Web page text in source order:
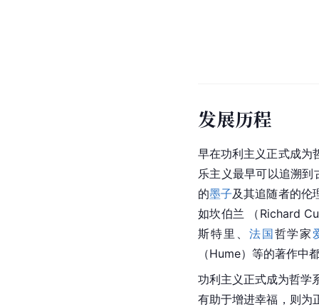
发展历程
早在功利主义正式成为
乐主义最早可以追溯
的墨子及其追随者的伦
如坎伯兰 （Richard
斯特里、 法国哲学家
（Hume）等的著作中
功利主义正式成为哲学
有助于增进幸福，则为